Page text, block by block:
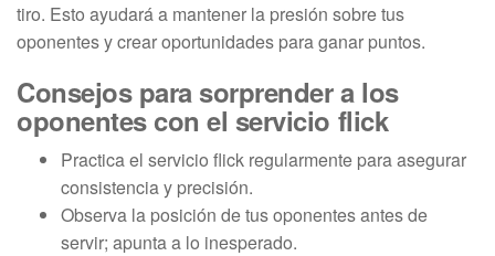
tiro. Esto ayudará a mantener la presión sobre tus
oponentes y crear oportunidades para ganar puntos.
Consejos para sorprender a los
oponentes con el servicio flick
Practica el servicio flick regularmente para asegurar
consistencia y precisión.
Observa la posición de tus oponentes antes de
servir; apunta a lo inesperado.